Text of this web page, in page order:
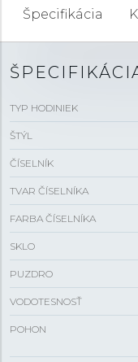
Špecifikácia
TYP HODINIEK
ŠTÝL
ČÍSELNÍK
TVAR ČÍSELNÍKA
FARBA ČÍSELNÍKA
SKLO
PUZDRO
VODOTESNOSŤ
POHON